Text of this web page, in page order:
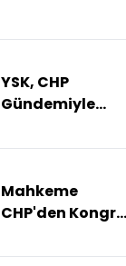
YSK, CHP
Gündemiyle
Süreç Nasıl
Mahkeme
CHP'den Kongre
Neden İstedi?